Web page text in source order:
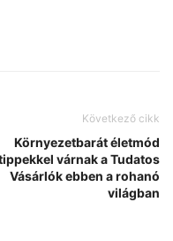
Következő cikk
Környezetbarát életmód
várnak a Tudatos
Vásárlók ebben a rohanó
világban